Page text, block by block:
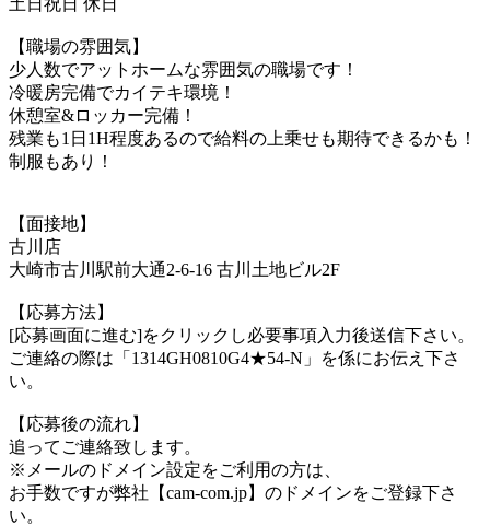
【職場の雰囲気】
少人数でアットホームな雰囲気の職場です！
冷暖房完備でカイテキ環境！
休憩室&ロッカー完備！
残業も1日1H程度あるので給料の上乗せも期待できるかも！
制服もあり！
【面接地】
古川店
大崎市古川駅前大通2-6-16 古川土地ビル2F
【応募方法】
[応募画面に進む]をクリックし必要事項入力後送信下さい。
ご連絡の際は「1314GH0810G4★54-N」を係にお伝え下さ
い。
【応募後の流れ】
追ってご連絡致します。
※メールのドメイン設定をご利用の方は、
お手数ですが弊社【cam-com.jp】のドメインをご登録下さ
い。